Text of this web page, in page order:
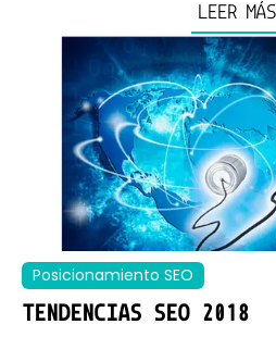
LEER MÁS
Posicionamiento SEO
TENDENCIAS SEO 2018